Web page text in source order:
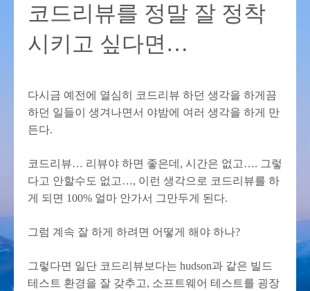
코드리뷰를 정말 잘 정착
시키고 싶다면…
다시금 예전에 열심히 코드리뷰 하던 생각을 하게끔
하던 일들이 생겨나면서 야밤에 여러 생각을 하게 만
든다.
코드리뷰… 리뷰야 하면 좋은데, 시간은 없고…. 그렇
다고 안할수도 없고…, 이런 생각으로 코드리뷰를 하
게 되면 100% 얼마 안가서 그만두게 된다.
그럼 계속 잘 하게 하려면 어떻게 해야 하나?
그렇다면 일단 코드리뷰보다는 hudson과 같은 빌드
테스트 환경을 잘 갖추고, 소프트웨어 테스트를 굉장